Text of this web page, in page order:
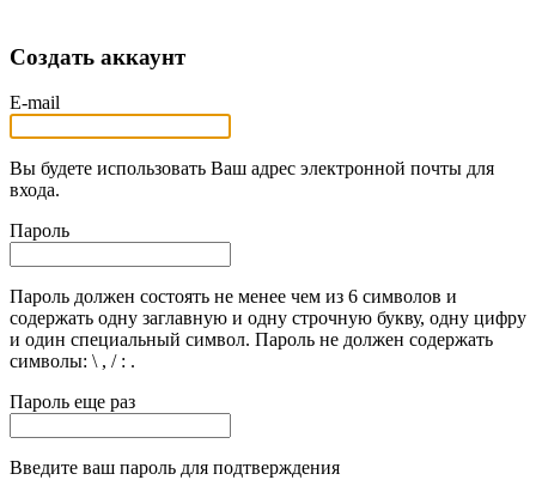
Создать аккаунт
E-mail
Вы будете использовать Ваш адрес электронной почты для
входа.
Пароль
Пароль должен состоять не менее чем из 6 символов и
содержать одну заглавную и одну строчную букву, одну цифру
и один специальный символ. Пароль не должен содержать
символы: \ , / : .
Пароль еще раз
Введите ваш пароль для подтверждения